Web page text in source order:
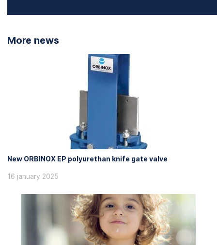
More news
New ORBINOX EP polyurethan knife gate valve
16 january 2025